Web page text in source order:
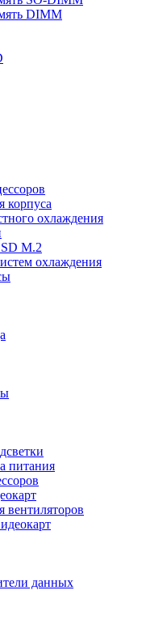
DIMM
корпуса
охлаждения
M.2
охлаждения
питания
вентиляторов
данных